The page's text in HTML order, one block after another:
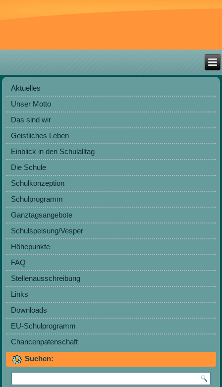
Aktuelles
Unser Motto
Das sind wir
Geistliches Leben
Einblick in den Schulalltag
Die Schule
Schulkonzeption
Schulprogramm
Ganztagsangebote
Schulspeisung/Vesper
Höhepunkte
FAQ
Stellenausschreibung
Links
Downloads
EU-Schulprogramm
Chancenpatenschaft
Suchen: